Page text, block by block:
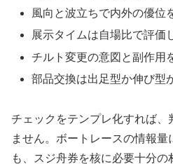
風向と波立ちで内外の優位
展示タイムは自場比で評価
チルト変更の意図と副作用
部品交換は出足型か伸び型
チェックをテンプレ化すれば、
ません。ボートレースの情報
も、スジ舟券を核に必要十分の